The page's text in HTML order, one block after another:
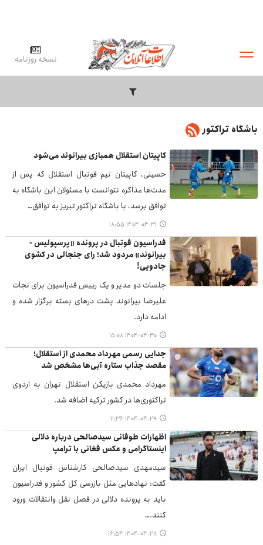
نسخه روزنامه
باشگاه تراکتور
کاپیتان استقلال همبازی بیرانوند می‌شود
حسینی، کاپیتان تیم فوتبال استقلال که پس از
مدت‌ها مذاکره نتوانست با مسئولان این باشگاه به
توافق برسد، با باشگاه تراکتور تبریز به توافق…
۱۴۰۴-۰۴-۳۱ ۱۸:۵۵
فدراسیون فوتبال در پرونده «پرسپولیس -
بیرانوند» مردود شد؛ رای جنجالی در کشوی
جادویی!
جلسات دو مدیر و یک رییس فدراسیون برای نجات
علیرضا بیرانوند پشت درهای بسته برگزار شده و
ادامه دارد.
۱۴۰۴-۰۴-۳۰ ۱۵:۰۸
جدایی رسمی مهرداد محمدی از استقلال؛
مقصد جذاب ستاره آبی‌ها مشخص شد
مهرداد محمدی بازیکن استقلال تهران به اردوی
تراکتوری‌ها در کشور ترکیه اضافه شد.
۱۴۰۴-۰۴-۲۹ ۱۱:۳۶
اظهارات طوفانی سیدصالحی درباره دلالی
اینستاگرامی و عکس فغانی با ترامپ
سیدمهدی سیدصالحی کارشناس فوتبال ایران
گفت: نهادهایی مثل بازرسی کل کشور و فدراسیون
باید به پرونده دلالی در فصل نقل ‌وانتقالات ورود
کنند.…
۱۴۰۴-۰۴-۲۸ ۱۶:۵۴